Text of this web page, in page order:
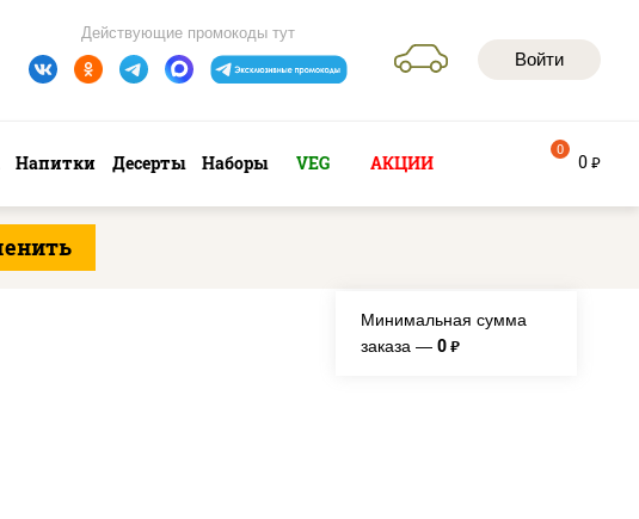
Войти
Действующие промокоды тут
Напитки Десерты Наборы VEG АКЦИИ 0 руб
0
Минимальная сумма
заказа — 0 руб.